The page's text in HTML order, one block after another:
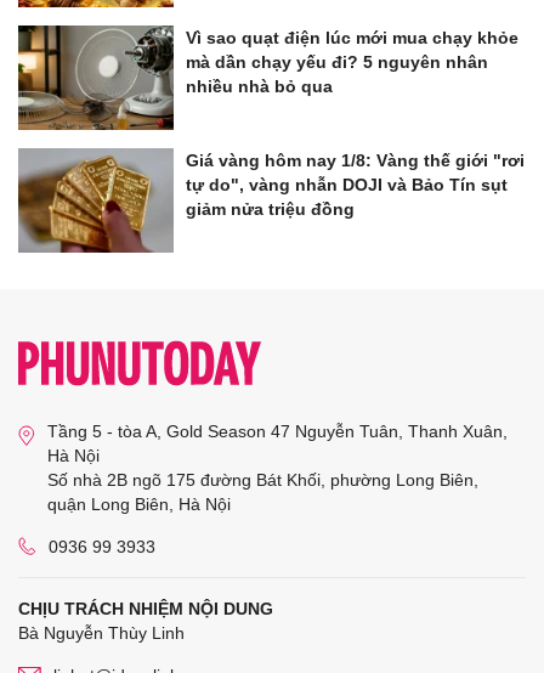
Vì sao quạt điện lúc mới mua chạy khỏe
mà dần chạy yếu đi? 5 nguyên nhân
nhiều nhà bỏ qua
Giá vàng hôm nay 1/8: Vàng thế giới "rơi
tự do", vàng nhẫn DOJI và Bảo Tín sụt
giảm nửa triệu đồng
Tầng 5 - tòa A, Gold Season 47 Nguyễn Tuân, Thanh Xuân,
Hà Nội
Số nhà 2B ngõ 175 đường Bát Khối, phường Long Biên,
quận Long Biên, Hà Nội
0936 99 3933
CHỊU TRÁCH NHIỆM NỘI DUNG
Bà Nguyễn Thùy Linh